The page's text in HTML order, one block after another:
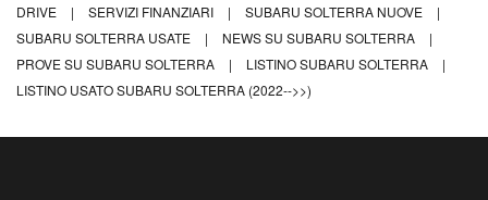
DRIVE
| SERVIZI FINANZIARI | SUBARU SOLTERRA NUOVE
|
SUBARU SOLTERRA USATE
| NEWS SU SUBARU SOLTERRA
|
PROVE SU SUBARU SOLTERRA
| LISTINO SUBARU SOLTERRA
|
LISTINO USATO SUBARU SOLTERRA (2022-->>)